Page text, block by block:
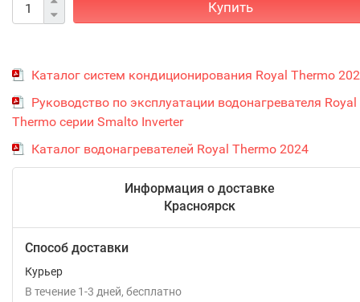
Купить
Каталог систем кондиционирования Royal Thermo
Руководство по эксплуатации водонагревателя Royal
Thermo серии Smalto Inverter
Каталог водонагревателей Royal Thermo 2024
Информация о доставке
Красноярск
Способ доставки
Курьер
В течение 1-3 дней Бесплатно